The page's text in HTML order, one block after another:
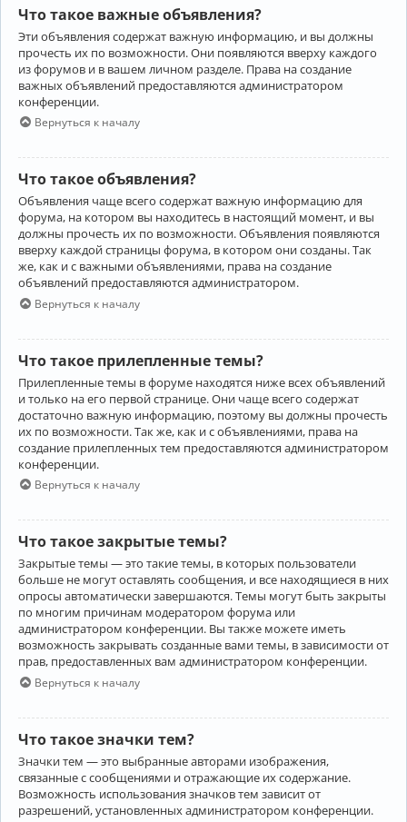
Что такое важные объявления?
Эти объявления содержат важную информацию, и вы должны
прочесть их по возможности. Они появляются вверху каждого
из форумов и в вашем личном разделе. Права на создание
важных объявлений предоставляются администратором
конференции.
Вернуться к началу
Что такое объявления?
Объявления чаще всего содержат важную информацию для
форума, на котором вы находитесь в настоящий момент, и вы
должны прочесть их по возможности. Объявления появляются
вверху каждой страницы форума, в котором они созданы. Так
же, как и с важными объявлениями, права на создание
объявлений предоставляются администратором.
Вернуться к началу
Что такое прилепленные темы?
Прилепленные темы в форуме находятся ниже всех объявлений
и только на его первой странице. Они чаще всего содержат
достаточно важную информацию, поэтому вы должны прочесть
их по возможности. Так же, как и с объявлениями, права на
создание прилепленных тем предоставляются администратором
конференции.
Вернуться к началу
Что такое закрытые темы?
Закрытые темы — это такие темы, в которых пользователи
больше не могут оставлять сообщения, и все находящиеся в них
опросы автоматически завершаются. Темы могут быть закрыты
по многим причинам модератором форума или
администратором конференции. Вы также можете иметь
возможность закрывать созданные вами темы, в зависимости от
прав, предоставленных вам администратором конференции.
Вернуться к началу
Что такое значки тем?
Значки тем — это выбранные авторами изображения,
связанные с сообщениями и отражающие их содержание.
Возможность использования значков тем зависит от
разрешений, установленных администратором конференции.